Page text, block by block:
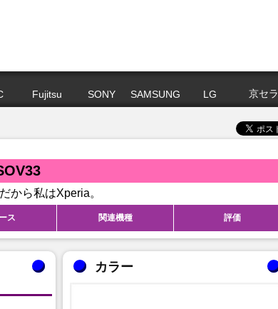
Fujitsu SONY SAMSUNG LG 京セラ
から私はXperia。
ス 関連機種 評価
カラー